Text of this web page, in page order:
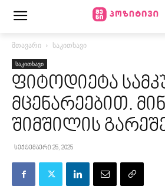
მთავარი საკითხავი
საკითხავი
ფიტოდიეტა
მცენარეებით.
შიმშილის
სექტემბერი 25, 2025